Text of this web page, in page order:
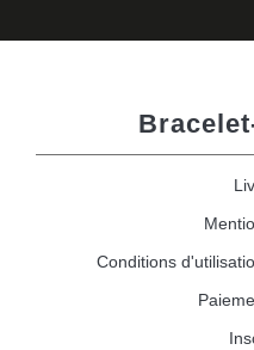
Conditions